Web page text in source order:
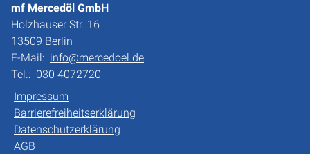
mf Mercedöl GmbH
Holzhauser Str. 16
13509 Berlin
E-Mail: info@mercedoel.de
Tel.: 030 4072720
Impressum
Barrierefreiheitserklärung
Datenschutzerklärung
AGB